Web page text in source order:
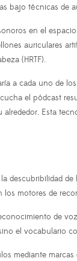
bajo técnicas de
en el
auriculares
(HRTF).
a cada uno de
el pódcast
Esta
descubribilidad
motores de
de
el vocabulario
mediante